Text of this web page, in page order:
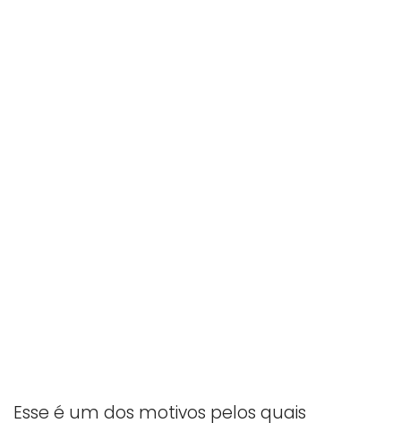
Esse é um dos motivos pelos quais